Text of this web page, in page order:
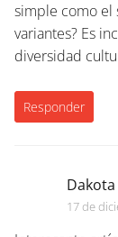
simple como el
variantes? Es
diversidad
Responder
Dakota
17 de